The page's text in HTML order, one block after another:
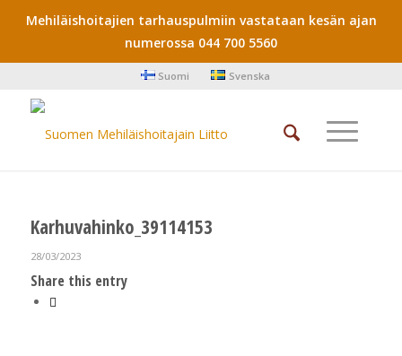
Mehiläishoitajien tarhauspulmiin vastataan kesän ajan
numerossa 044 700 5560
Suomi Svenska
Karhuvahinko_39114153
28/03/2023
Share this entry